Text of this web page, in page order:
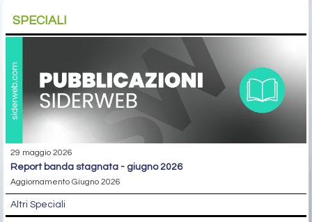
SPECIALI
29 maggio 2026
report banda stagnata - giugno 2026
Aggiornamento Giugno 2026
Altri Speciali